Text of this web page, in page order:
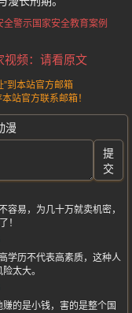
全警示国家安全教育案例
视频：请看原文
到本站官方邮箱
站官方联系邮箱！
漫
提
交
容易，为几十万就卖机密，
！
学历不代表高素质，这种人
太大。
的是小钱，害的是整个国